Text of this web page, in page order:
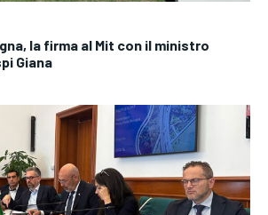
la firma al Mit con il ministro
Giana